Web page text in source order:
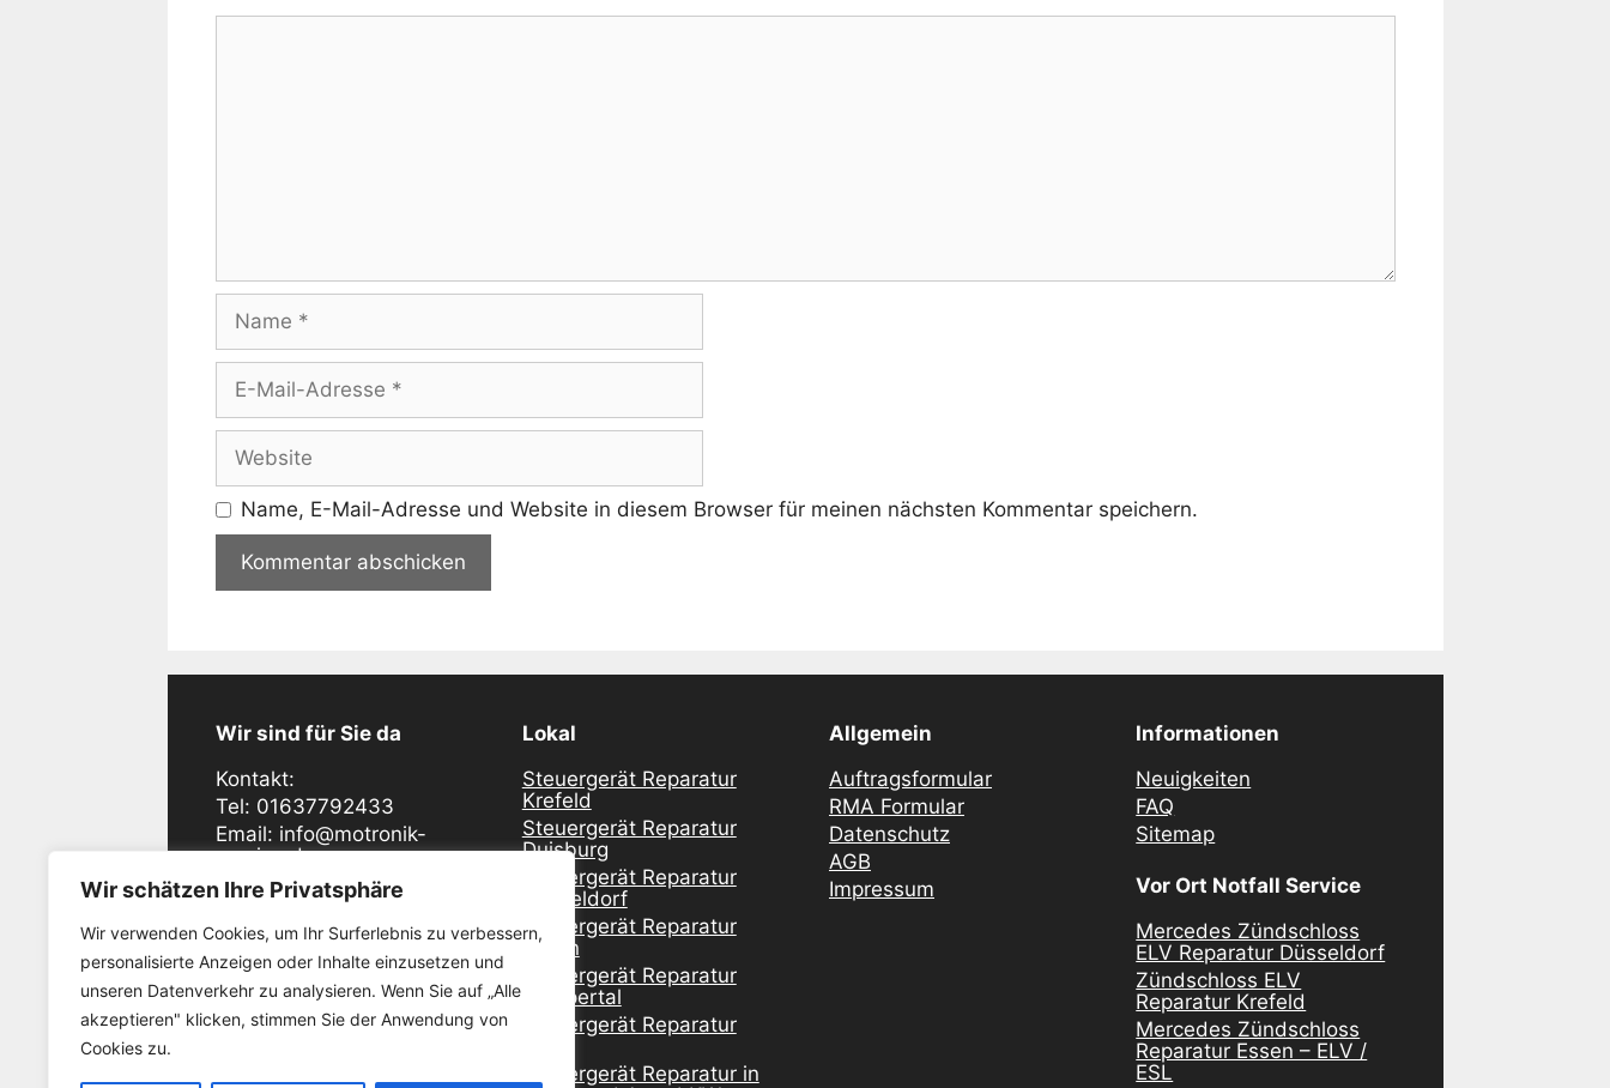
Wir schätzen Ihre Privatsphäre
Wir verwenden Cookies, um Ihr Surferlebnis zu verbessern,
personalisierte Anzeigen oder Inhalte einzusetzen und
unseren Datenverkehr zu analysieren. Wenn Sie auf „Alle
akzeptieren" klicken, stimmen Sie der Anwendung von
Cookies zu.
Mail-
Adresse
Name, E-Mail-Adresse und Website in diesem Browser für meinen nächsten Kommentar speichern.
Wir sind für Sie da
Kontakt:
Tel: 01637792433
Email: info@motronik-
service.de
Industriering Ost 48
47906 Kempen
Öffnunszeiten:
Montag - Freitag
08:30 - 17:00
Lokal
Steuergerät Reparatur
Krefeld
Steuergerät Reparatur
Duisburg
Steuergerät Reparatur
Düsseldorf
Steuergerät Reparatur
Essen
Steuergerät Reparatur
Wuppertal
Steuergerät Reparatur
Steuergerät Reparatur in
Allgemein
Auftragsformular
RMA Formular
Datenschutz
AGB
Impressum
Informationen
Neuigkeiten
FAQ
Sitemap
Vor Ort Notfall Service
Mercedes Zündschloss
ELV Reparatur Düsseldorf
Zündschloss ELV
Reparatur Krefeld
Mercedes Zündschloss
Reparatur Essen – ELV /
ESL